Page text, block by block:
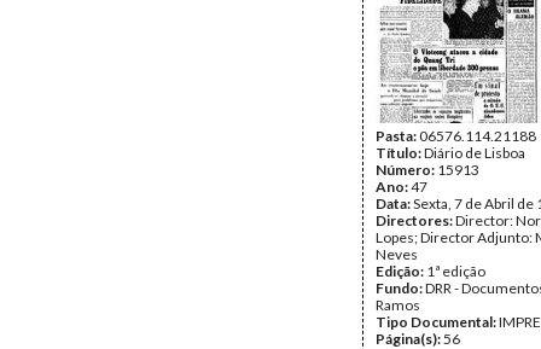
Pasta:06576.114.21188
Título:Diário de Lisboa
Número: 15913
Ano:47
Data:Sexta, 7 de Abril de
Directores:Director:
Lopes; Director Adjunto:
Neves
Edição: 1ª edição
Fundo:DRR -
Ramos
Tipo Documental:
Página(s):56